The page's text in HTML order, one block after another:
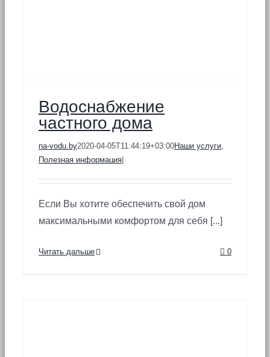
Водоснабжение
частного дома
na-vodu.by2020-04-05T11:44:19+03:00Наши услуги,
Полезная информация
Если Вы хотите обеспечить свой дом
максимальными комфортом для себя [...]
Читать дальше 0